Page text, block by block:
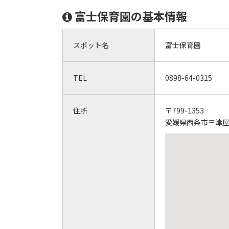
富士保育園の基本情報
スポット名 富士保育園
TEL 0898-64-0315
住所
〒799-1353
愛媛県西条市三津